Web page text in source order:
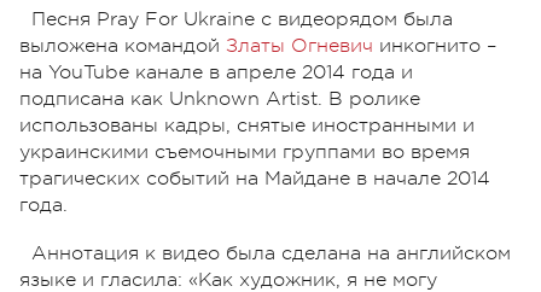
Песня Pray For Ukraine с видеорядом была
выложена командой Златы Огневич инкогнито –
на YouTube канале в апреле 2014 года и
подписана как Unknown Artist. В ролике
использованы кадры, снятые иностранными и
украинскими съемочными группами во время
трагических событий на Майдане в начале 2014
года.
Аннотация к видео была сделана на английском
языке и гласила: «Как художник, я не могу